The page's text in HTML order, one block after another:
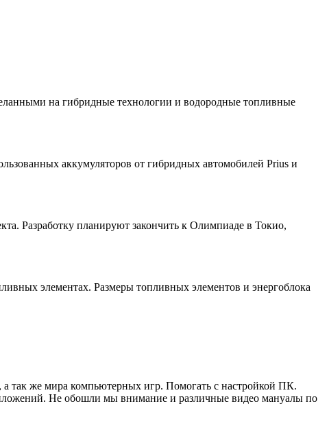
на гибридные технологии и водородные топливные
аккумуляторов от гибридных автомобилей Prius и
Разработку планируют закончить к Олимпиаде в Токио,
элементах. Размеры топливных элементов и энергоблока
так же мира компьютерных игр. Помогать с настройкой ПК.
Не обошли мы внимание и различные видео мануалы по